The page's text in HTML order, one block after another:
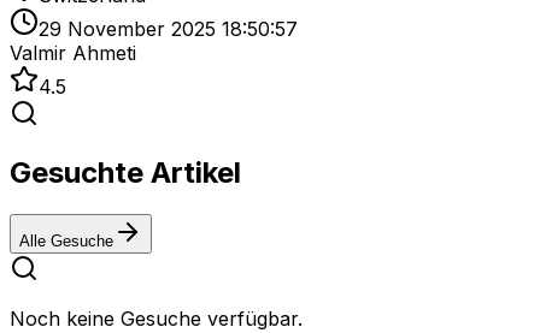
29 November 2025 18:50:57
Valmir Ahmeti
4.5
Gesuchte Artikel
Alle Gesuche
Noch keine Gesuche verfügbar.